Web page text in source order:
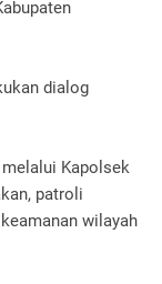
dialog
Kapolsek
patroli
wilayah